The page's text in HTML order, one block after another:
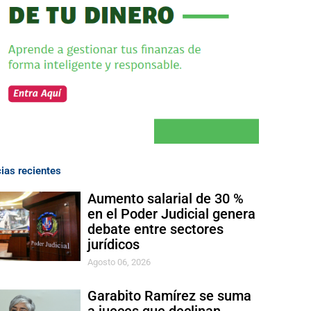
recientes
Aumento salarial de 30 %
en el Poder Judicial genera
debate entre sectores
jurídicos
Agosto 06, 2026
Garabito Ramírez se suma